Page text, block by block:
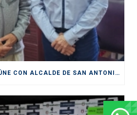
GRUPO D&C SE REÚNE CON ALCALDE DE SAN ANTONIO